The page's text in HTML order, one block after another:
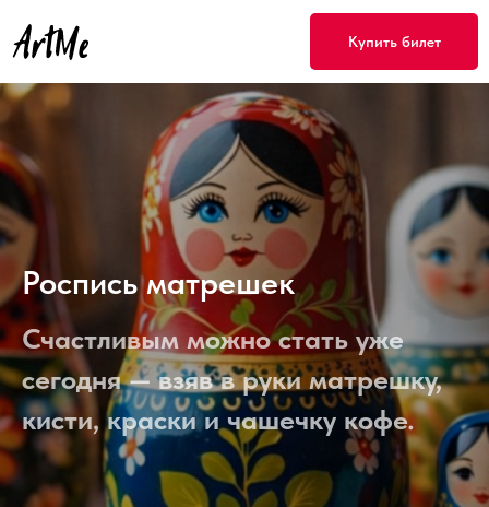
Купить билет
Роспись матрешек
Счастливым можно стать уже
сегодня — взяв в руки матрешку,
кисти, краски и чашечку кофе.